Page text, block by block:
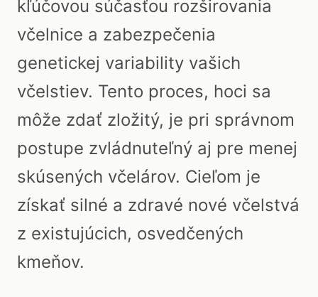
kľúčovou súčasťou rozširovania
včelnice a zabezpečenia
genetickej variability vašich
včelstiev. Tento proces, hoci sa
môže zdať zložitý, je pri správnom
postupe zvládnuteľný aj pre menej
skúsených včelárov. Cieľom je
získať silné a zdravé nové včelstvá
z existujúcich, osvedčených
kmeňov.